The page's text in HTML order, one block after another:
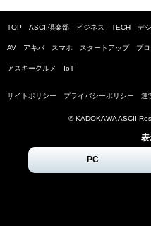
TOP ASCII倶楽部 ビジネス TECH デ
AV アキバ スマホ スタートアップ プ
アスキーグルメ IoT
サイトポリシー プライバシーポリシー 運
© KADOKAWA ASCII
PC